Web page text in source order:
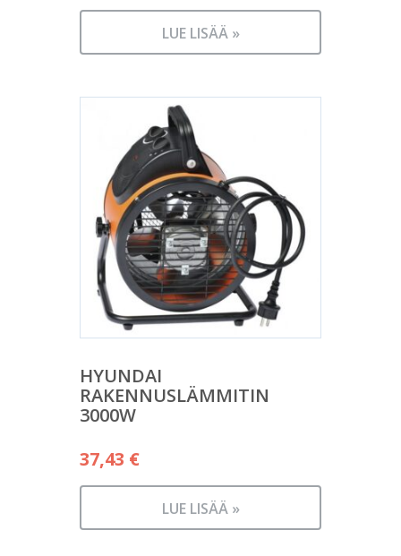
LUE LISÄÄ »
HYUNDAI
RAKENNUSLÄMMITIN
3000W
37,43 €
LUE LISÄÄ »